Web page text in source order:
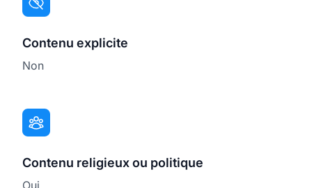
Contenu explicite
Non
Contenu religieux ou politique
Oui